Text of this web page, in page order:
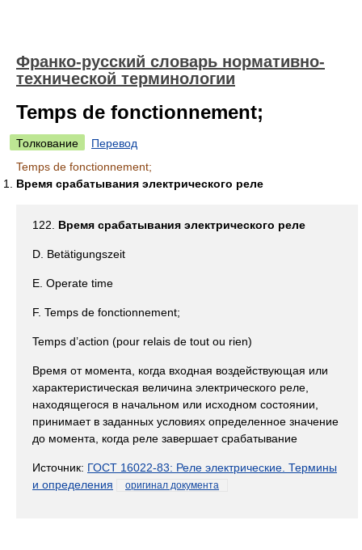
Франко-русский словарь нормативно-
технической терминологии
Temps de fonctionnement;
Толкование
Перевод
Temps de fonctionnement;
Время срабатывания электрического реле
122. Время срабатывания электрического реле
D. Betätigungszeit
E. Operate time
F. Temps de fonctionnement;
Temps d’action (pour relais de tout ou rien)
Время от момента, когда входная воздействующая или
характеристическая величина электрического реле,
находящегося в начальном или исходном состоянии,
принимает в заданных условиях определенное значение
до момента, когда реле завершает срабатывание
Источник: ГОСТ 16022-83: Реле электрические. Термины
и определения
оригинал документа